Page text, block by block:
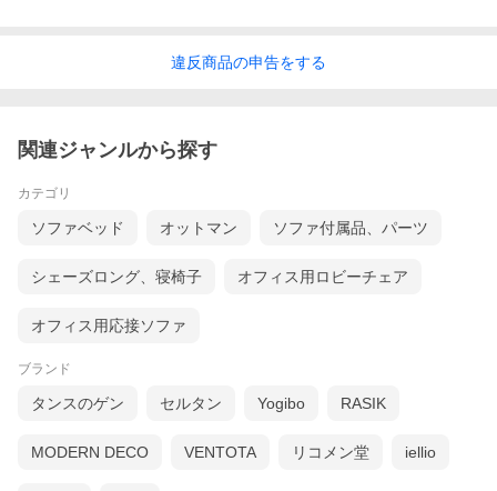
違反商品の申告をする
関連ジャンルから探す
カテゴリ
ソファベッド オットマン ソファ付属品、パーツ
シェーズロング、寝椅子 オフィス用ロビーチェア
オフィス用応接ソファ
ブランド
タンスのゲン セルタン Yogibo RASIK
MODERN DECO VENTOTA リコメン堂 iellio